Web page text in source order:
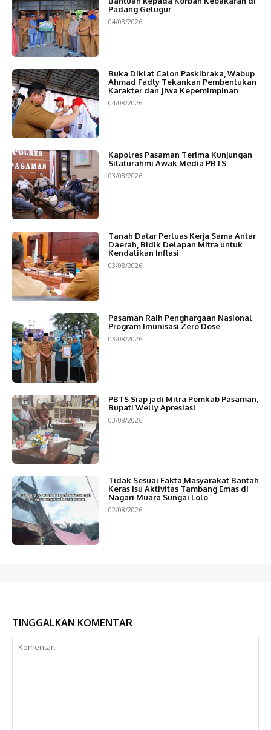
Padang Gelugur
04/08/2026
Buka Diklat Calon Paskibraka, Wabup
Ahmad Fadly Tekankan Pembentukan
Karakter dan Jiwa Kepemimpinan
04/08/2026
Kapolres Pasaman Terima Kunjungan
Silaturahmi Awak Media PBTS
03/08/2026
Tanah Datar Perluas Kerja Sama Antar
Daerah, Bidik Delapan Mitra untuk
Kendalikan Inflasi
03/08/2026
Pasaman Raih Penghargaan Nasional
Program Imunisasi Zero Dose
03/08/2026
PBTS Siap jadi Mitra Pemkab Pasaman,
Bupati Welly Apresiasi
03/08/2026
Tidak Sesuai Fakta,Masyarakat Bantah
Keras Isu Aktivitas Tambang Emas di
Nagari Muara Sungai Lolo
02/08/2026
TINGGALKAN KOMENTAR